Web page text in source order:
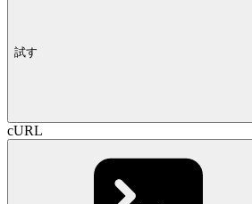
試す
cURL